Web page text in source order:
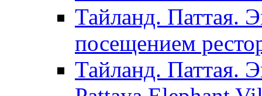
Тайланд. Паттая.
посещением
Тайланд. Паттая.